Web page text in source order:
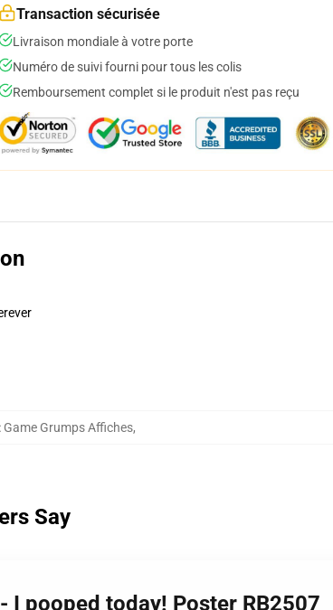
Transaction sécurisée
Livraison mondiale à votre porte
Numéro de suivi fourni pour tous les colis
Remboursement complet si le produit n'est pas reçu
: Game Grumps Affiches,
Say
I pooped today! Poster RB2507